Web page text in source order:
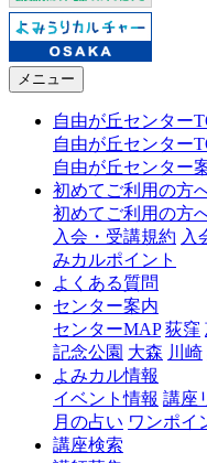
メニュー
自由が丘センター
自由が丘センター
自由が丘センター
初めてご利用の方
初めてご利用の方
入会・受講規約 入
みカルポイント
よくある質問
センター案内
センターMAP 荻窪
記念公園 大森 川崎
よみカル情報
イベント情報 講座
月の占い ワンポイ
講座検索